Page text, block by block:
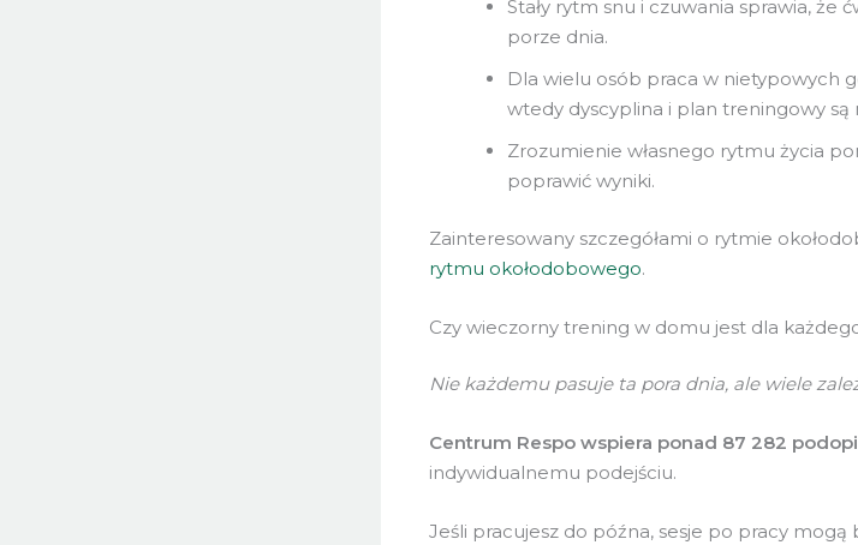
Stały rytm snu i czuwania sprawia, że
porze dnia.
Dla wielu osób praca w nietypowych
wtedy dyscyplina i plan treningowy są
Zrozumienie własnego rytmu życia
poprawić wyniki.
Zainteresowany szczegółami o rytmie
rytmu okołodobowego.
Czy wieczorny trening w domu jest dla
Nie każdemu pasuje ta pora dnia, ale wiele
Centrum Respo wspiera ponad 87 282
indywidualnemu podejściu.
Jeśli pracujesz do późna, sesje po pracy